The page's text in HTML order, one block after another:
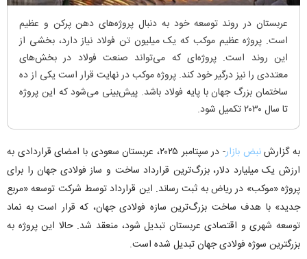
عربستان در روند توسعه خود به دنبال پروژه‌های دهن پرکن و عظیم
است. پروژه عظیم موکب که یک میلیون تن فولاد نیاز دارد، بخشی از
این روند است. پروژه‌ای که می‌تواند صنعت فولاد در بخش‌های
معتددی را نیز درگیر خود کند. پروژه موکب در نهایت قرار است یکی از ده
ساختمان بزرگ جهان با پایه فولاد باشد. پیش‌بینی می‌شود که این پروژه
تا سال ۲۰۳۰ تکمیل شود.
به گزارشنبض بازار
- در سپتامبر ۲۰۲۵، عربستان سعودی با امضای قراردادی به
ارزش یک میلیارد دلار، بزرگ‌ترین قرارداد ساخت و ساز فولادی جهان را برای
پروژه «موکب» در ریاض به ثبت رساند. این قرارداد توسط شرکت توسعه «مربع
جدید» با هدف ساخت بزرگ‌ترین سازه فولادی جهان، که قرار است به نماد
توسعه شهری و اقتصادی عربستان تبدیل شود، منعقد شد. حالا این پروژه به
بزرگترین سوژه فولادی جهان تبدیل شده است.